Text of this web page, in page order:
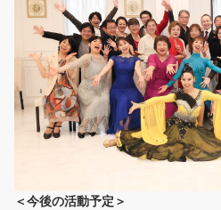
＜今後の活動予定＞